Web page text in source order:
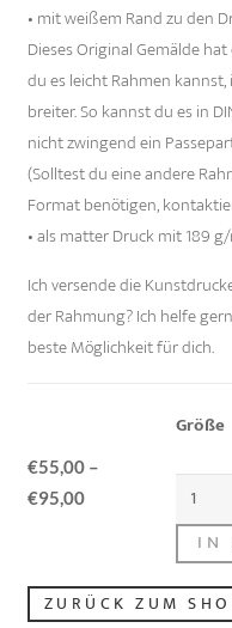
• mit weißem Rand zu den
Dieses Original Gemälde
du es leicht Rahmen
breiter. So kannst du es in
nicht zwingend ein
(Solltest du eine andere
Format benötigen,
• als matter Druck mit 189
Ich versende die
der Rahmung? Ich helfe
beste Möglichkeit für dich.
€55,00–
€95,00
Größe
GREAT
WHITE
SHARK
NO.7
PRINT
IN
ZURÜCK ZUM